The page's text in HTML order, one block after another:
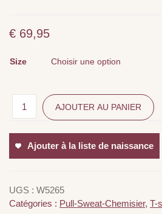
€ 69,95
Size
AJOUTER AU PANIER
Ajouter à la liste de naissance
UGS : W5265
Catégories : Pull-Sweat-Chemisier, T-